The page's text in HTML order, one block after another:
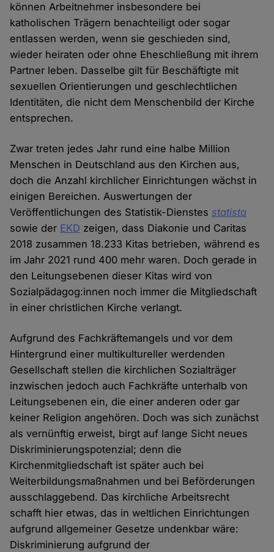
können Arbeitnehmer insbesondere bei
katholischen Trägern benachteiligt oder sogar
entlassen werden, wenn sie geschieden sind,
wieder heiraten oder ohne Eheschließung mit ihrem
Partner leben. Dasselbe gilt für Beschäftigte mit
sexuellen Orientierungen und geschlechtlichen
Identitäten, die nicht dem Menschenbild der Kirche
entsprechen.
Zwar treten jedes Jahr rund eine halbe Million
Menschen in Deutschland aus den Kirchen aus,
doch die Anzahl kirchlicher Einrichtungen wächst in
einigen Bereichen. Auswertungen der
Veröffentlichungen des Statistik-Dienstesstatista
sowie der EKD zeigen, dass Diakonie und Caritas
2018 zusammen 18.233 Kitas betrieben, während es
im Jahr 2021 rund 400 mehr waren. Doch gerade in
den Leitungsebenen dieser Kitas wird von
Sozialpädagog:innen noch immer die Mitgliedschaft
in einer christlichen Kirche verlangt.
Aufgrund des Fachkräftemangels und vor dem
Hintergrund einer multikultureller werdenden
Gesellschaft stellen die kirchlichen Sozialträger
inzwischen jedoch auch Fachkräfte unterhalb von
Leitungsebenen ein, die einer anderen oder gar
keiner Religion angehören. Doch was sich zunächst
als vernünftig erweist, birgt auf lange Sicht neues
Diskriminierungspotenzial; denn die
Kirchenmitgliedschaft ist später auch bei
Weiterbildungsmaßnahmen und bei Beförderungen
ausschlaggebend. Das kirchliche Arbeitsrecht
schafft hier etwas, das in weltlichen Einrichtungen
aufgrund allgemeiner Gesetze undenkbar wäre:
Diskriminierung aufgrund der